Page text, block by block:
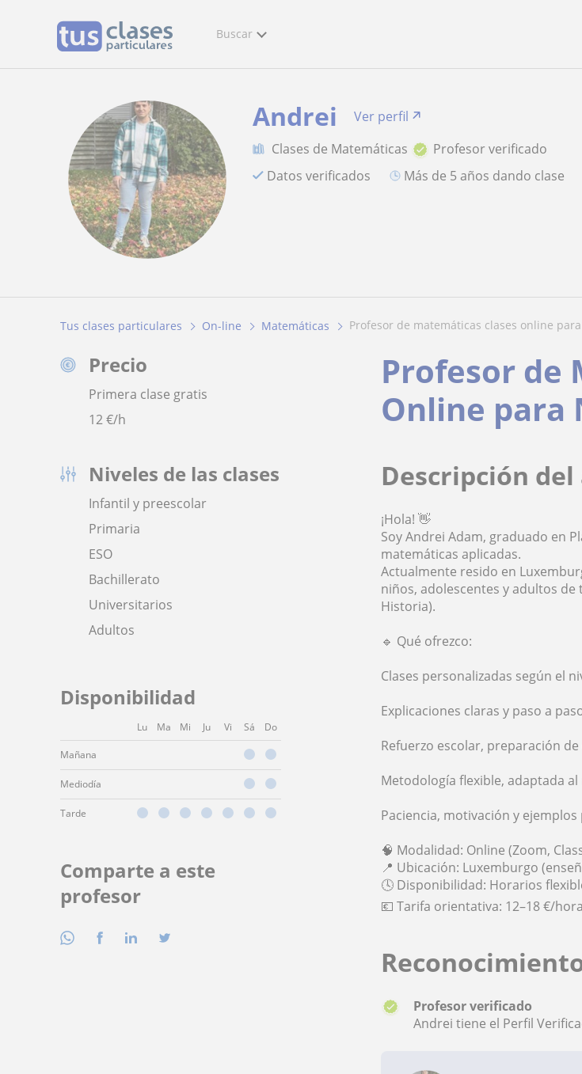
Buscar
Andrei
Ver perfil
Clases de Matemáticas
Profesor verificado
Datos verificados
más de 5 años dando clase
Tus clases particulares On-line Matemáticas profesor de matemáticas clases online
Precio
Primera clase gratis
12€/h
Niveles de las clases
Infantil y preescolar
Primaria
ESO
Bachillerato
Universitarios
Adultos
Disponibilidad
Lu Ma Mi Ju Vi Sá Do
Mañana
Mediodía
Tarde
Comparte a este
profesor
Profesor de
Online para
Descripción
¡Hola! 👋
Soy Andrei Adam, graduado en
matemáticas aplicadas.
Actualmente resido en
niños, adolescentes y adultos de
Historia).
🔹 Qué ofrezco:
Clases personalizadas según el
Explicaciones claras y paso a
Refuerzo escolar, preparación
Metodología flexible, adaptada
Paciencia, motivación y
🧠 Modalidad: Online (Zoom,
📍 Ubicación: Luxemburgo
🕓 Disponibilidad: Horarios
💶 Tarifa orientativa: 12–18 €/
Profesor verificado
Andrei tiene el Perfil